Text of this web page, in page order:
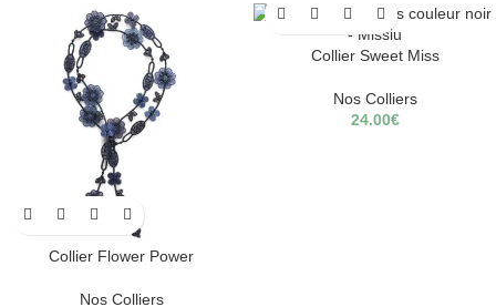
Collier Flower Power
Nos Colliers
Collier Sweet Miss
Nos Colliers
24.00€